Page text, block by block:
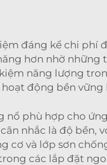
đáng kể chi phí
hơn nhờ
năng lượng
động bền vững
phù hợp cho
nhắc là độ bền,
và lớp sơn
các lắp đặt